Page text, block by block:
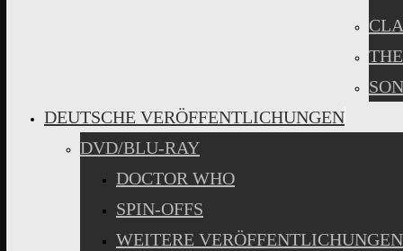
DEUTSCHE VERÖFFENTLICHUNGEN
DVD/BLU-RAY
DOCTOR WHO
SPIN-OFFS
WEITERE VERÖFFENTLICHUNGEN